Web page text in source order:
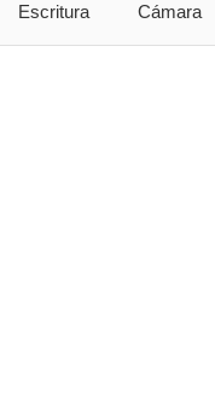
Escritura Cámara